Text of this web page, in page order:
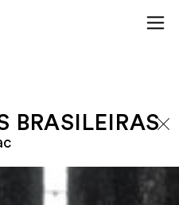
BRASILEIRAS